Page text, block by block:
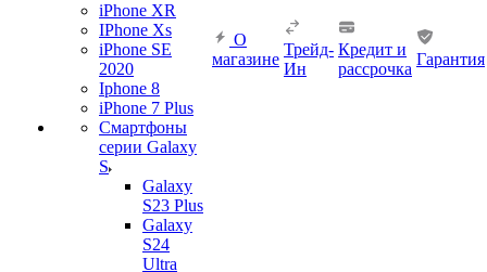
iPhone XR
IPhone Xs
iPhone SE
2020
Iphone 8
iPhone 7 Plus
Смартфоны
серии Galaxy
S
Galaxy
S23 Plus
Galaxy
S24
Ultra
О
магазине
Трейд-
Ин
Кредит и
рассрочка
Гарантия